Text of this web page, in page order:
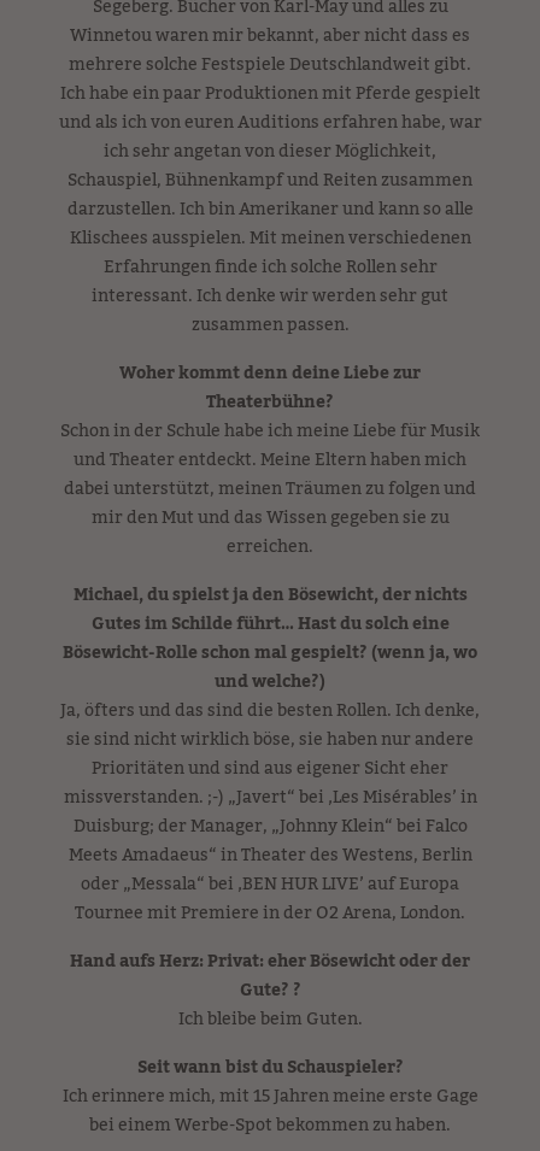
Segeberg. Bücher von Karl-May und alles zu
Winnetou waren mir bekannt, aber nicht dass es
mehrere solche Festspiele Deutschlandweit gibt.
Ich habe ein paar Produktionen mit Pferde gespielt
und als ich von euren Auditions erfahren habe, war
ich sehr angetan von dieser Möglichkeit,
Schauspiel, Bühnenkampf und Reiten zusammen
darzustellen. Ich bin Amerikaner und kann so alle
Klischees ausspielen. Mit meinen verschiedenen
Erfahrungen finde ich solche Rollen sehr
interessant. Ich denke wir werden sehr gut
zusammen passen.
Woher kommt denn deine Liebe zur
Theaterbühne?
Schon in der Schule habe ich meine Liebe für Musik
und Theater entdeckt. Meine Eltern haben mich
dabei unterstützt, meinen Träumen zu folgen und
mir den Mut und das Wissen gegeben sie zu
erreichen.
Michael, du spielst ja den Bösewicht, der nichts
Gutes im Schilde führt… Hast du solch eine
Bösewicht-Rolle schon mal gespielt? (wenn ja, wo
und welche?)
Ja, öfters und das sind die besten Rollen. Ich denke,
sie sind nicht wirklich böse, sie haben nur andere
Prioritäten und sind aus eigener Sicht eher
missverstanden. ;-) „Javert“ bei ‚Les Misérables’ in
Duisburg; der Manager, „Johnny Klein“ bei Falco
Meets Amadaeus“ in Theater des Westens, Berlin
oder „Messala“ bei ‚BEN HUR LIVE’ auf Europa
Tournee mit Premiere in der O2 Arena, London.
Hand aufs Herz: Privat: eher Bösewicht oder der
Gute? ?
Ich bleibe beim Guten.
Seit wann bist du Schauspieler?
Ich erinnere mich, mit 15 Jahren meine erste Gage
bei einem Werbe-Spot bekommen zu haben.